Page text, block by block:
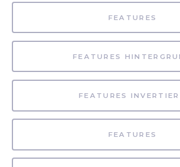
FEATURES
FEATURES
FEATURES
FEATURES